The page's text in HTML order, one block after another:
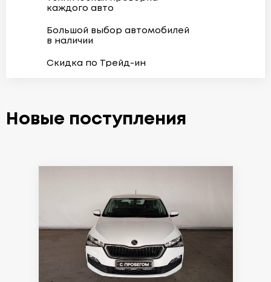
каждого авто
Большой выбор автомобилей
в наличии
Скидка по Трейд-ин
Новые поступления